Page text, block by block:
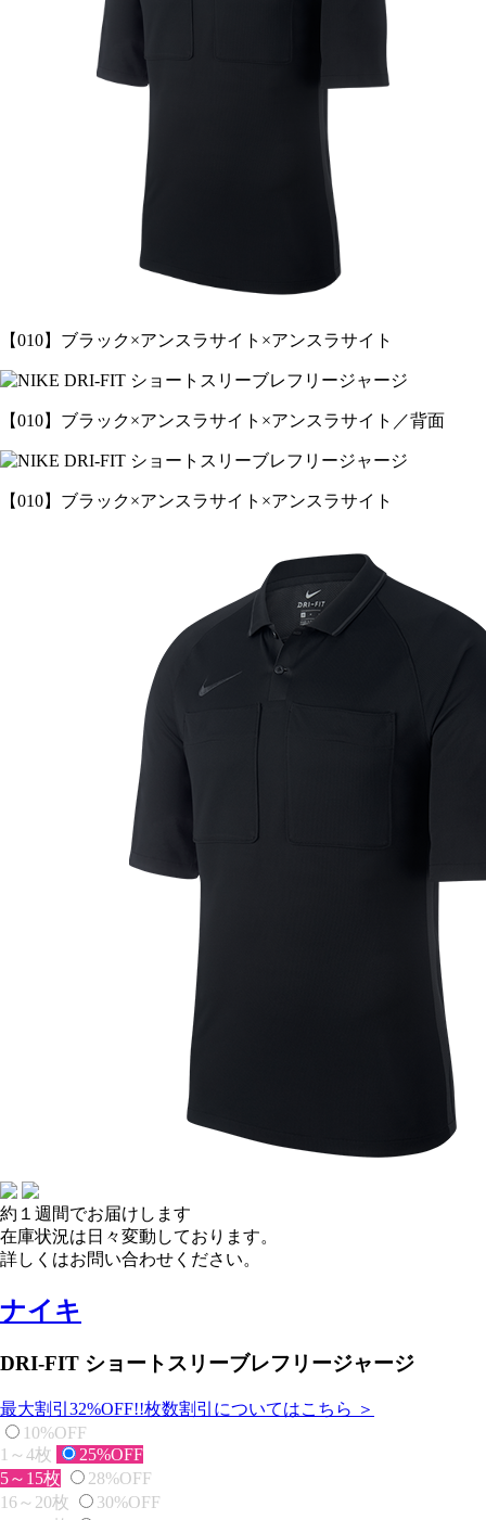
【010】ブラック×アンスラサイト×アンスラサイト
【010】ブラック×アンスラサイト×アンスラサイト／背面
【010】ブラック×アンスラサイト×アンスラサイト
約１週間でお届けします
在庫状況は日々変動しております。
詳しくはお問い合わせください。
ナイキ
DRI-FIT ショートスリーブレフリージャージ
最大割引32%OFF!!枚数割引についてはこちら ＞
10%OFF
1～4枚
25%OFF
5～15枚
28%OFF
16～20枚
30%OFF